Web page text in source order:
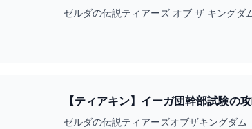
#ZELDA - YOUTUBE
ゼルダの伝説ティアーズ オブ ザ キング
ゼルダの伝説ティアーズオブザキングダ